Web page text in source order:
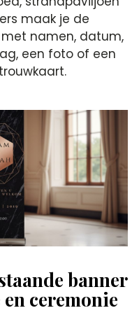
maak je de
namen, datum,
een foto of een
banner
ceremonie